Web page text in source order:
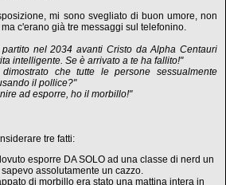
mi sono svegliato di buon umore, non
c'erano già tre messaggi sul telefonino.
nel 2034 avanti Cristo da Alpha Centauri
intelligente. Se è arrivato a te ha fallito!"
che tutte le persone sessualmente
il pollice?"
ad esporre, ho il morbillo!"
tre fatti:
esporre DA SOLO ad una classe di nerd un
assolutamente un cazzo.
di morbillo era stato una mattina intera in